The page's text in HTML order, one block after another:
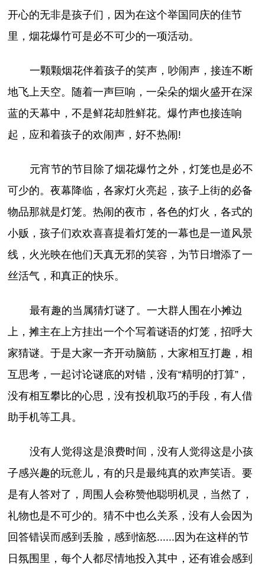
开心的无非是孩子们，因为在这个举国同庆的佳节
里，烟花爆竹可是必不可少的一项活动。
一颗颗烟花伴着孩子的笑声，吵闹声，接连不断
地飞上天空。随着一声巨响，一朵朵的烟火盛开在深
蓝的天幕中，不是鲜花却胜鲜花。爆竹声也接连响
起，应和着孩子的欢闹声，好不热闹!
元宵节的节目除了烟花爆竹之外，灯笼也是必不
可少的。夜幕降临，各家灯火亮起，孩子上街的必备
物品那就是灯笼。热闹的夜市，各色的灯火，各式的
小贩，孩子们欢欢喜喜提着灯笼的一幕也是一道风景
线，火光映在他们天真无邪的笑容，为节日增添了一
丝活气，和真正的快乐。
最有趣的当属猜灯谜了。一大群人围在小摊边
上，摊主在上方挂出一个个写着谜语的灯笼，招呼大
家猜谜。于是大家一齐开动脑筋，大家相互打趣，相
互思考，一起讨论谜底的对错，没有“精明的打算”，
没有相互攀比的心思，没有投机取巧的手段，有人借
助手机等工具。
没有人觉得这是浪费时间，没有人觉得这是小孩
子感兴趣的玩意儿，有的只是最纯真的欢声笑语。要
是有人答对了，周围人会称赞他聪明机灵，当然了，
礼物也是不可少的。猜不中也么关系，没有人会因为
回答错误而感到丢脸，感到恼怒......因为在这样的节
日氛围里，每个人都尽情地投入其中，还有谁会感到